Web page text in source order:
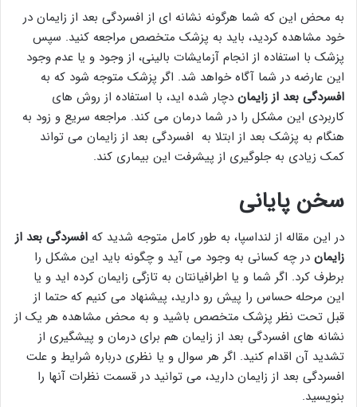
به محض این که شما هرگونه نشانه ای از افسردگی بعد از زایمان در
خود مشاهده کردید، باید به پزشک متخصص مراجعه کنید. سپس
پزشک با استفاده از انجام آزمایشات بالینی، از وجود و یا عدم وجود
این عارضه در شما آگاه خواهد شد. اگر پزشک متوجه شود که به
افسردگی بعد از زایمان دچار شده اید، با استفاده از روش های
کاربردی این مشکل را در شما درمان می کند. مراجعه سریع و زود به
هنگام به پزشک بعد از ابتلا به افسردگی بعد از زایمان می تواند
کمک زیادی به جلوگیری از پیشرفت این بیماری کند.
سخن پایانی
در این مقاله از لنداسپا، به طور کامل متوجه شدید که افسردگی بعد از
زایمان در چه کسانی به وجود می آید و چگونه باید این مشکل را
برطرف کرد. اگر شما و یا اطرافیانتان به تازگی زایمان کرده اید و یا
این مرحله حساس را پیش رو دارید، پیشنهاد می کنیم که حتما از
قبل تحت نظر پزشک متخصص باشید و به محض مشاهده هر یک از
نشانه های افسردگی بعد از زایمان هم برای درمان و پیشگیری از
تشدید آن اقدام کنید. اگر هر سوال و یا نظری درباره شرایط و علت
افسردگی بعد از زایمان دارید، می توانید در قسمت نظرات آنها را
بنویسید.